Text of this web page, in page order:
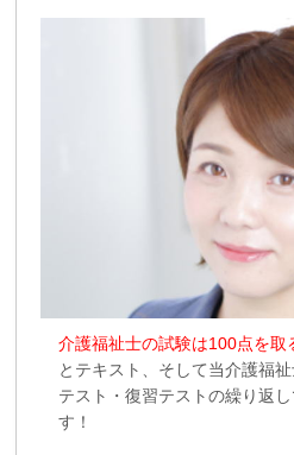
介護福祉士の試験は100点を取
とテキスト、そして当介護福
テスト・復習テストの繰り返
す！